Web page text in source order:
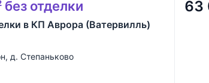
отделки
в КП Аврора (Ватервилль)
, д. Степаньково
63